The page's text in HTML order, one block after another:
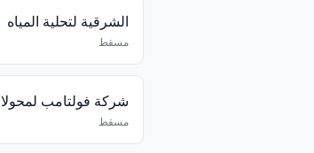
الشرقية لتحلية المياه
مسقط
مسقط